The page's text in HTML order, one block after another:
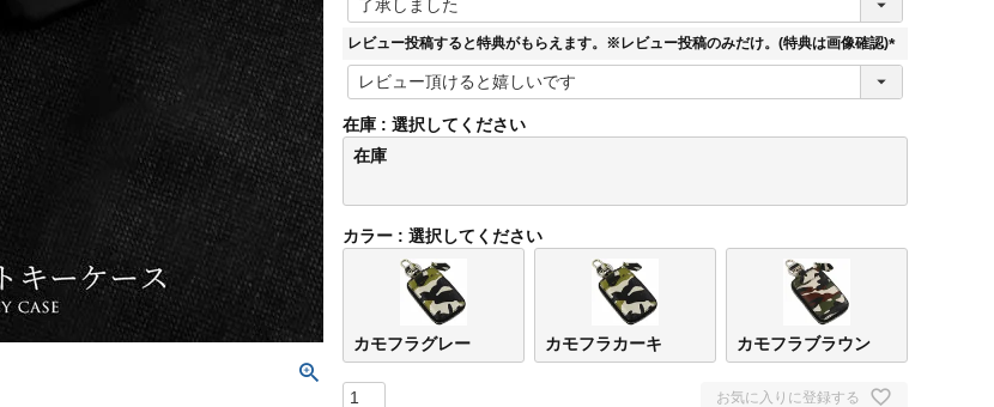
須
レビュー投稿すると特典がもらえます。※レビュー投稿のみだけ。(特典は画像確認)
(
)
在庫
選択してください
在庫
カラー 選択してください
カモフラグレー カモフラカーキ カモフラブラウン
お気に入りに登録する